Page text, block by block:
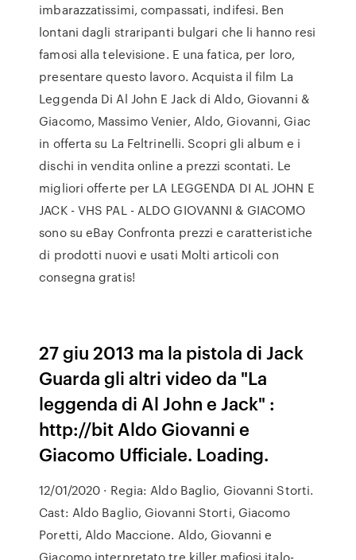
imbarazzatissimi, compassati, indifesi. Ben
lontani dagli straripanti bulgari che li hanno resi
famosi alla televisione. E una fatica, per loro,
presentare questo lavoro. Acquista il film La
Leggenda Di Al John E Jack di Aldo, Giovanni &
Giacomo, Massimo Venier, Aldo, Giovanni, Giac
in offerta su La Feltrinelli. Scopri gli album e i
dischi in vendita online a prezzi scontati. Le
migliori offerte per LA LEGGENDA DI AL JOHN E
JACK - VHS PAL - ALDO GIOVANNI & GIACOMO
sono su eBay Confronta prezzi e caratteristiche
di prodotti nuovi e usati Molti articoli con
consegna gratis!
27 giu 2013 ma la pistola di Jack
Guarda gli altri video da "La
leggenda di Al John e Jack" :
http://bit Aldo Giovanni e
Giacomo Ufficiale. Loading.
12/01/2020 · Regia: Aldo Baglio, Giovanni Storti.
Cast: Aldo Baglio, Giovanni Storti, Giacomo
Poretti, Aldo Maccione. Aldo, Giovanni e
Giacomo interpretato tre killer mafiosi italo-